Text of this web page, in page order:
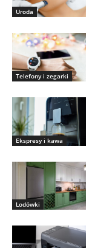
Uroda
Telefony i zegarki
Ekspresy i kawa
Lodówki